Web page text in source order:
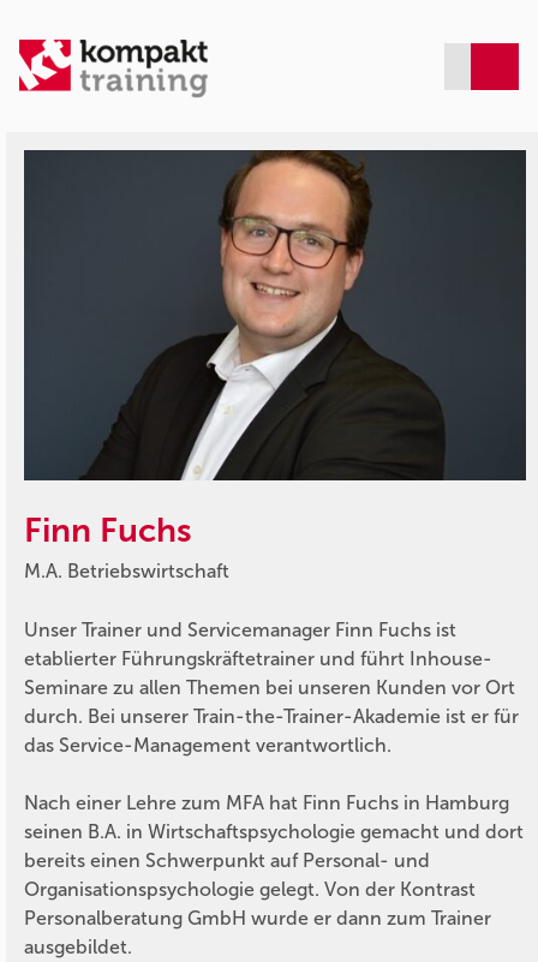
Finn Fuchs
M.A. Betriebswirtschaft
Unser Trainer und Servicemanager Finn Fuchs ist
etablierter Führungskräftetrainer und führt Inhouse-
Seminare zu allen Themen bei unseren Kunden vor Ort
durch. Bei unserer Train-the-Trainer-Akademie ist er für
das Service-Management verantwortlich.
Nach einer Lehre zum MFA hat Finn Fuchs in Hamburg
seinen B.A. in Wirtschaftspsychologie gemacht und dort
bereits einen Schwerpunkt auf Personal- und
Organisationspsychologie gelegt. Von der Kontrast
Personalberatung GmbH wurde er dann zum Trainer
ausgebildet.